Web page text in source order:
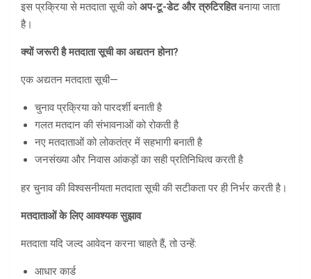
इस प्रक्रिया से मतदाता सूची कोअप-टू-डेट और त्रुटिरहितबनाया जाता
है।
क्यों जरूरी है मतदाता सूची का अद्यतन होना?
एक अद्यतन मतदाता सूची—
चुनाव प्रक्रिया को पारदर्शी बनाती है
गलत मतदान की संभावनाओं को रोकती है
नए मतदाताओं को लोकतंत्र में सहभागी बनाती है
जनसंख्या और निवास आंकड़ों का सही प्रतिनिधित्व करती है
हर चुनाव की विश्वसनीयता मतदाता सूची की सटीकता पर ही निर्भर करती है।
मतदाताओं के लिए आवश्यक सुझाव
मतदाता यदि जल्द आवेदन करना चाहते हैं, तो उन्हें:
आधार कार्ड